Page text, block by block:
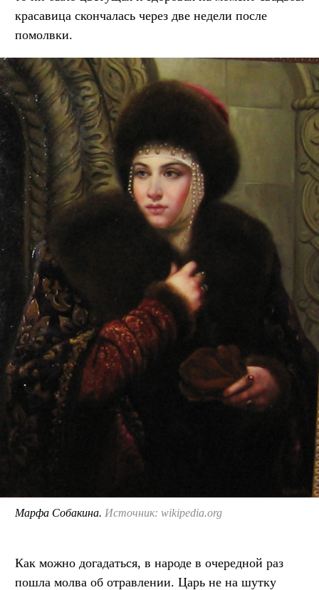
красавица скончалась через две недели после
помолвки.
Марфа Собакина. Источник: wikipedia.org
Как можно догадаться, в народе в очередной раз
пошла молва об отравлении. Царь не на шутку